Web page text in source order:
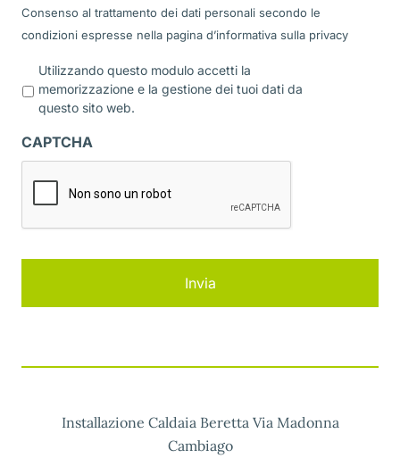
Consenso al trattamento dei dati personali secondo le
condizioni espresse nella pagina d’informativa sulla privacy
r
a
c
Utilizzando questo modulo accetti la
memorizzazione e la gestione dei tuoi dati da
questo sito web.
CAPTCHA
Installazione Caldaia Beretta Via Madonna
Cambiago